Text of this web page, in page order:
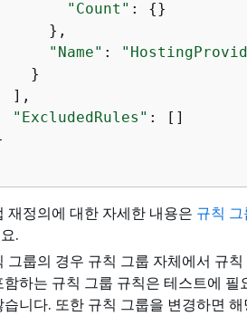
"Count" : {}
},
"Name" :
}
],
"ExcludedRules" : []
재정의에 대한 자세한 내용은 규칙
.
그룹의 경우 규칙 그룹 자체에서 규
하는 규칙 그룹 규칙은 테스트에 필
니다. 또한 규칙 그룹을 변경하면